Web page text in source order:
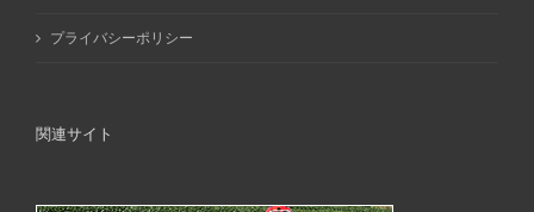
プライバシーポリシー
関連サイト